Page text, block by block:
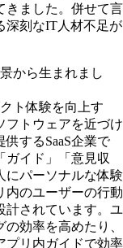
きました。併せて言
深刻なIT人材不足が
から生まれまし
ト体験を向上す
フトウェアを近づけ
するSaaS企業で
ガイド」「意見収
にパーソナルな体験
内のユーザーの行動
計されています。ユ
効率を高めたり、
プリ内ガイドで効率